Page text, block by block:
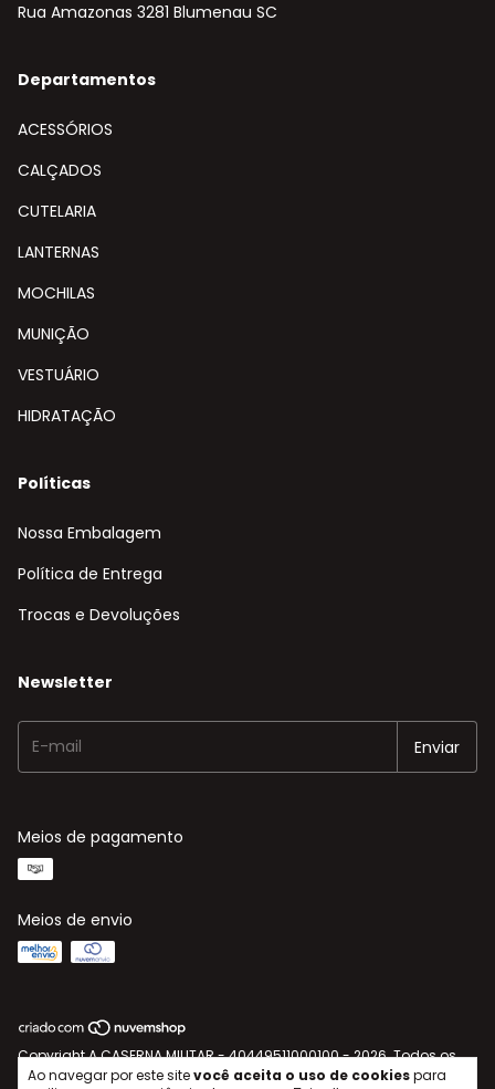
Ao navegar por este sitevocê aceita o uso de cookiespara
Rua Amazonas 3281 Blumenau SC
Departamentos
ACESSÓRIOS
CALÇADOS
CUTELARIA
LANTERNAS
MOCHILAS
MUNIÇÃO
VESTUÁRIO
HIDRATAÇÃO
Políticas
Nossa Embalagem
Política de Entrega
Trocas e Devoluções
Newsletter
Meios de pagamento
Meios de envio
Copyright A CASERNA MILITAR - 40449511000100 - 2026. Todos os
direitos reservados.